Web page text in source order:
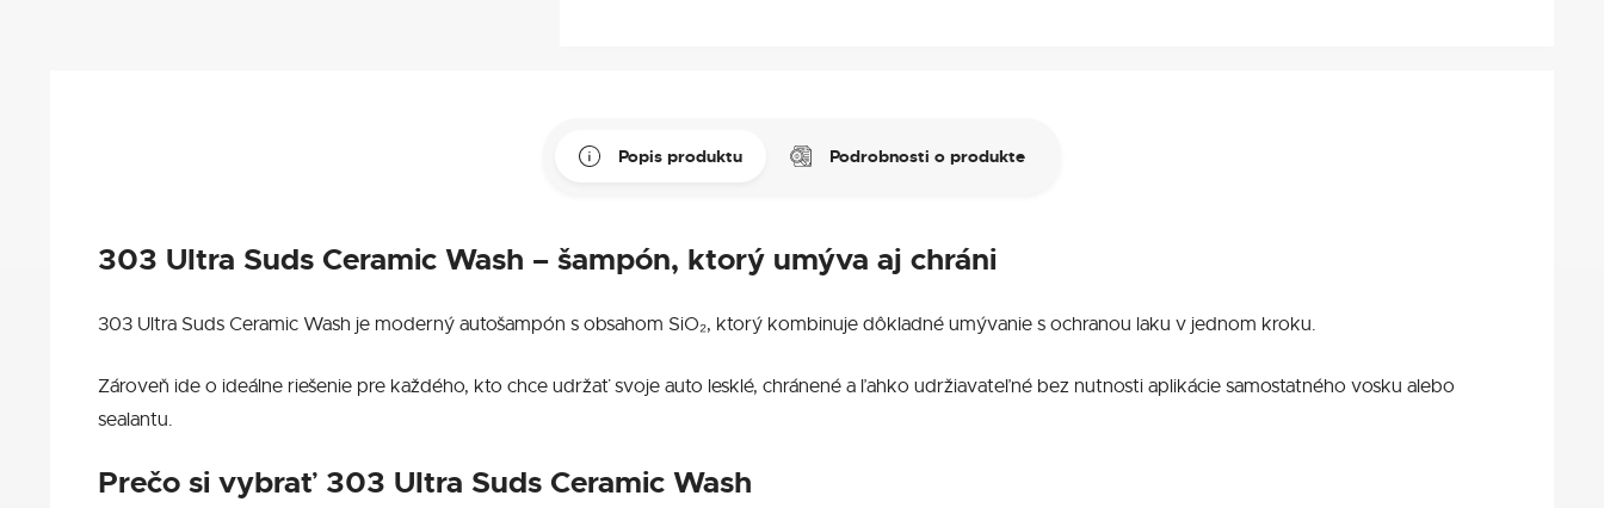
Popis produktu Podrobnosti o produkte
303 Ultra Suds Ceramic Wash – šampón, ktorý umýva aj chráni
303 Ultra Suds Ceramic Wash je moderný autošampón s obsahom SiO₂, ktorý kombinuje dôkladné umývanie s ochranou laku v jednom kroku.
Zároveň ide o ideálne riešenie pre každého, kto chce udržať svoje auto lesklé, chránené a ľahko udržiavateľné bez nutnosti aplikácie samostatného vosku alebo
sealantu.
Prečo si vybrať 303 Ultra Suds Ceramic Wash